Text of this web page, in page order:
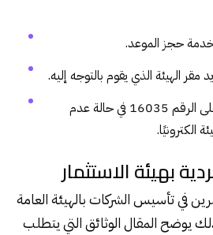
حجز الموعد.
مقر الهيئة الذي يقوم بالتوجه إليه.
يمكنكم التواصل مع الهيئة على الرقم 16035 في حالة عدم
الكترونيًا.
بهيئة الاستثمار
في تأسيس الشركات بالهيئة العامة
يوضح المقال الوثائق التي يتطلب